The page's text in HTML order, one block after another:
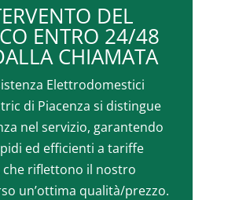
DEL
ENTRO 24/48
CHIAMATA
Elettrodomestici
di Piacenza si distingue
nel servizio, garantendo
ed efficienti a tariffe
che riflettono il nostro
un’ottima qualità/prezzo.